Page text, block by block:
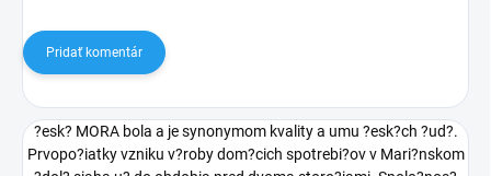
Pridať komentár
?esk? MORA bola a je synonymom kvality a umu ?esk?ch ?ud?.
Prvopo?iatky vzniku v?roby dom?cich spotrebi?ov v Mari?nskom